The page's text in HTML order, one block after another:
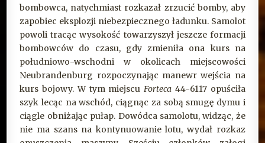
bombowca, natychmiast rozkazał zrzucić bomby, aby
zapobiec eksplozji niebezpiecznego ładunku. Samolot
powoli tracąc wysokość towarzyszył jeszcze formacji
bombowców do czasu, gdy zmieniła ona kurs na
południowo-wschodni w okolicach miejscowości
Neubrandenburg rozpoczynając manewr wejścia na
kurs bojowy. W tym miejscuForteca 44-6117 opuściła
szyk lecąc na wschód, ciągnąc za sobą smugę dymu i
ciągle obniżając pułap. Dowódca samolotu, widząc, że
nie ma szans na kontynuowanie lotu, wydał rozkaz